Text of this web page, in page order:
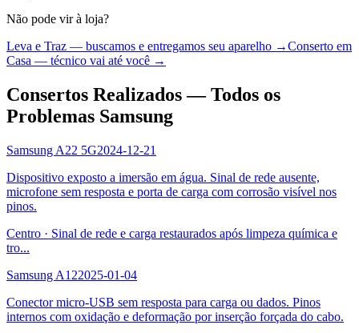
Não pode vir à loja?
Leva e Traz — buscamos e entregamos seu aparelho →Conserto em
Casa — técnico vai até você →
Consertos Realizados — Todos os
Problemas Samsung
Samsung A22 5G2024-12-21
Dispositivo exposto a imersão em água. Sinal de rede ausente,
microfone sem resposta e porta de carga com corrosão visível nos
pinos.
Centro · Sinal de rede e carga restaurados após limpeza química e
tro...
Samsung A122025-01-04
Conector micro-USB sem resposta para carga ou dados. Pinos
internos com oxidação e deformação por inserção forçada do cabo.